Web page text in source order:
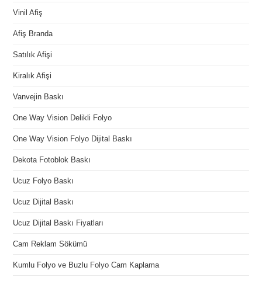
Vinil Afiş
Afiş Branda
Satılık Afişi
Kiralık Afişi
Vanvejin Baskı
One Way Vision Delikli Folyo
One Way Vision Folyo Dijital Baskı
Dekota Fotoblok Baskı
Ucuz Folyo Baskı
Ucuz Dijital Baskı
Ucuz Dijital Baskı Fiyatları
Cam Reklam Sökümü
Kumlu Folyo ve Buzlu Folyo Cam Kaplama